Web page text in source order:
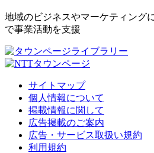
地域のビジネスやマーケティング
で事業活動を支援
サイトマップ
個人情報について
掲載情報に関して
広告掲載のご案内
広告・サービス取扱い規約
利用規約